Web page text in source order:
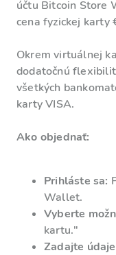
účtu Bitcoin Store
cena fyzickej karty
Okrem virtuálnej
dodatočnú
všetkých
karty VISA.
Ako objednať:
Prihláste sa:
Wallet.
Vyberte
kartu."
Zadajte